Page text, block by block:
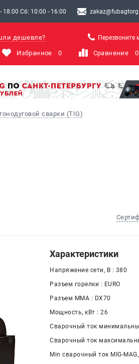
Сб: 10:00 - 16:00
дешевле? Перезвоните
Избранное 0 Сравнение 0
сварки (TIG)
Характеристики
Напряжение сети, В : 380
Разъем горелки : EURO
Разъем ММА : DX70
Мощность, кВт : 26
Сварочный ток
Сварочный ток
Min сварочный ток MIG-